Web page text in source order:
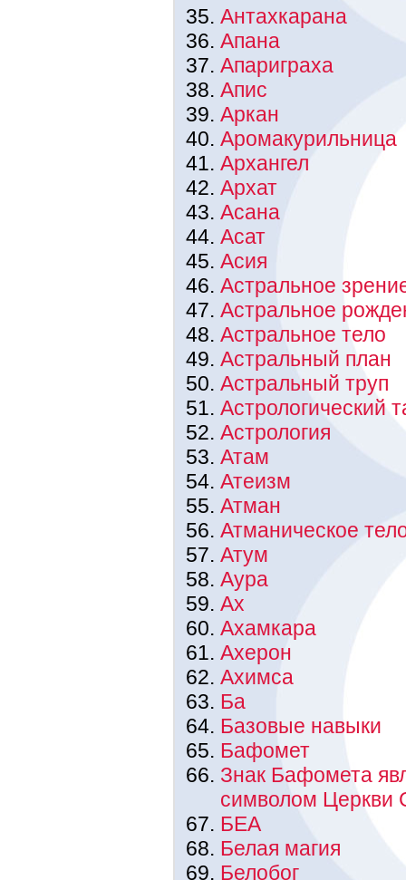
Антахкарана
Апана
Апариграха
Апис
Аркан
Аромакурильница
Архангел
Архат
Асана
Асат
Асия
Астральное
Астральное
Астральное тело
Астральный план
Астральный труп
Астрологический
Астрология
Атам
Атеизм
Атман
Атманическое
Атум
Аура
Ах
Ахамкара
Ахерон
Ахимса
Ба
Базовые навыки
Бафомет
Знак Бафомета
символом Церкви
БЕА
Белая магия
Белобог